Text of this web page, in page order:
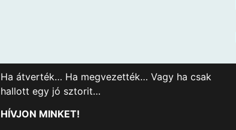
Ha átverték… Ha megvezették… Vagy ha csak
hallott egy jó sztorit…
HÍVJON MINKET!